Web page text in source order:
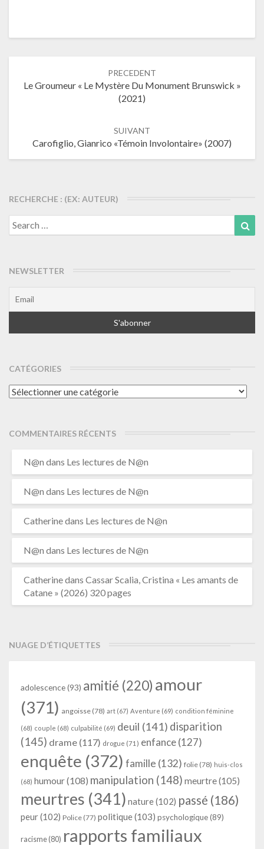
PRECEDENT
Le Groumeur « Le Mystère Du Monument Brunswick »
(2021)
SUIVANT
Carofiglio, Gianrico «Témoin Involontaire» (2007)
RECHERCHE : (EX: AUTEUR)
Search
for:
NEWSLETTER
CATÉGORIES
Catégories
COMMENTAIRES RÉCENTS
N@n dans Les lectures de N@n
N@n dans Les lectures de N@n
Catherinedans Les lectures de N@n
N@n dans Les lectures de N@n
Catherinedans Cassar Scalia, Cristina « Les amants de
Catane » (2026) 320 pages
NUAGE D’ÉTIQUETTES
adolescence(93) amitié (220) amour
(371) angoisse (78) art (67) Aventure (69) condition féminine
(68) couple (68) culpabilité (69) deuil (141) disparition
(145) drame (117) drogue (71) enfance(127)
enquête (372) famille (132) folie (78) huis-clos
(68) humour(108) manipulation (148) meurtre(105)
meurtres (341) nature(102) passé (186)
peur(102) Police (77) politique(103) psychologique(89)
racisme (80) rapports familiaux